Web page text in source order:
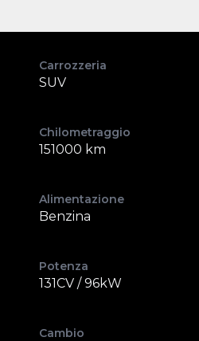
Carrozzeria
SUV
Chilometraggio
151000 km
Alimentazione
Benzina
Potenza
131CV / 96kW
Cambio